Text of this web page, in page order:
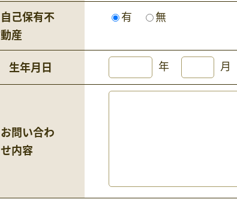
自己保有不
動産
有 無
生年月日 年 月
お問い合わ
せ内容